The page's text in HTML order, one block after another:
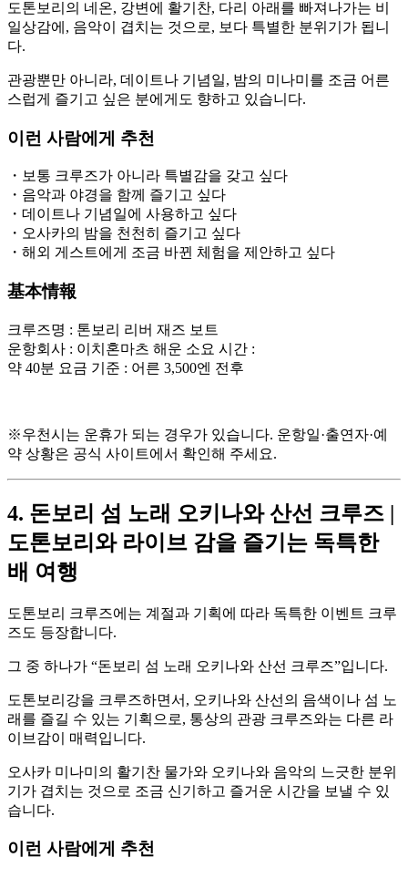
도톤보리의 네온, 강변에 활기찬, 다리 아래를 빠져나가는 비
일상감에, 음악이 겹치는 것으로, 보다 특별한 분위기가 됩니
다.
관광뿐만 아니라, 데이트나 기념일, 밤의 미나미를 조금 어른
스럽게 즐기고 싶은 분에게도 향하고 있습니다.
이런 사람에게 추천
・보통 크루즈가 아니라 특별감을 갖고 싶다
・음악과 야경을 함께 즐기고 싶다
・데이트나 기념일에 사용하고 싶다
・오사카의 밤을 천천히 즐기고 싶다
・해외 게스트에게 조금 바뀐 체험을 제안하고 싶다
基本情報
크루즈명 : 톤보리 리버 재즈 보트
운항회사 : 이치혼마츠 해운 소요 시간 :
약 40분 요금 기준 : 어른 3,500엔 전후
※우천시는 운휴가 되는 경우가 있습니다. 운항일·출연자·예
약 상황은 공식 사이트에서 확인해 주세요.
4. 돈보리 섬 노래 오키나와 산선 크루즈 |
도톤보리와 라이브 감을 즐기는 독특한
배 여행
도톤보리 크루즈에는 계절과 기획에 따라 독특한 이벤트 크루
즈도 등장합니다.
그 중 하나가 “돈보리 섬 노래 오키나와 산선 크루즈”입니다.
도톤보리강을 크루즈하면서, 오키나와 산선의 음색이나 섬 노
래를 즐길 수 있는 기획으로, 통상의 관광 크루즈와는 다른 라
이브감이 매력입니다.
오사카 미나미의 활기찬 물가와 오키나와 음악의 느긋한 분위
기가 겹치는 것으로 조금 신기하고 즐거운 시간을 보낼 수 있
습니다.
이런 사람에게 추천